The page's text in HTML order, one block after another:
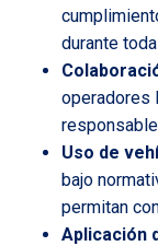
durante
operadores
Uso de
bajo
permitan
Aplicación